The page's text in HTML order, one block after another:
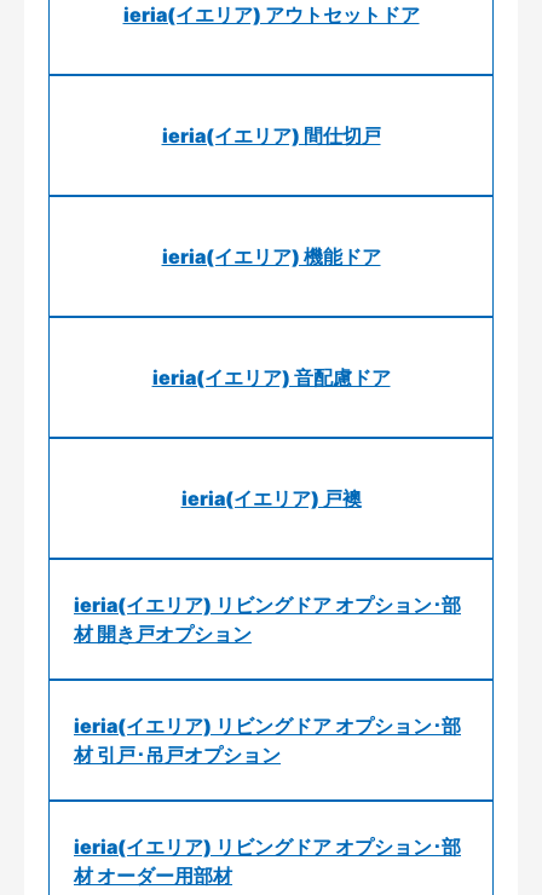
ieria(イエリア) アウトセットドア
ieria(イエリア) 間仕切戸
ieria(イエリア) 機能ドア
ieria(イエリア) 音配慮ドア
ieria(イエリア) 戸襖
ieria(イエリア) リビングドア オプション･部
材 開き戸オプション
ieria(イエリア) リビングドア オプション･部
材 引戸･吊戸オプション
ieria(イエリア) リビングドア オプション･部
材 オーダー用部材